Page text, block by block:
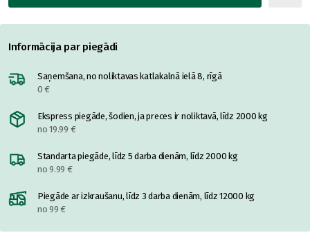
Informācija par piegādi
Saņemšana, no noliktavas katlakalnā ielā 8, rīgā
0 €
Ekspress piegāde, šodien, ja preces ir noliktavā, līdz 2000 kg
no 19.99 €
Standarta piegāde, līdz 5 darba dienām, līdz 2000 kg
no 9.99 €
Piegāde ar izkraušanu, līdz 3 darba dienām, līdz 12000 kg
no 99 €